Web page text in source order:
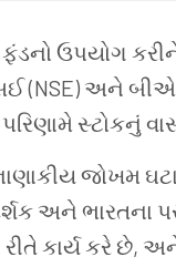
ઉપયોગ
(NSE) અને
સ્ટોકનું
જોખમ
અને
રીતે કાર્ય કરે